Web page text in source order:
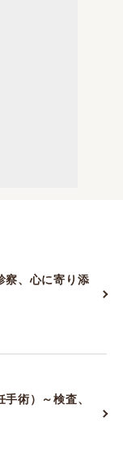
察、心に寄り添
術）～検査、